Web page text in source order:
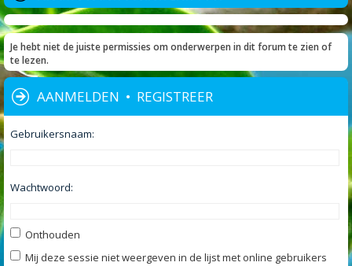
Je hebt niet de juiste permissies om onderwerpen in dit forum te zien of
te lezen.
AANMELDEN • REGISTREER
Gebruikersnaam:
Wachtwoord:
Onthouden
Mij deze sessie niet weergeven in de lijst met online gebruikers